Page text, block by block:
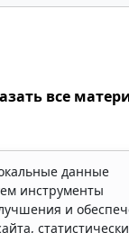
все
данные
инструменты
и